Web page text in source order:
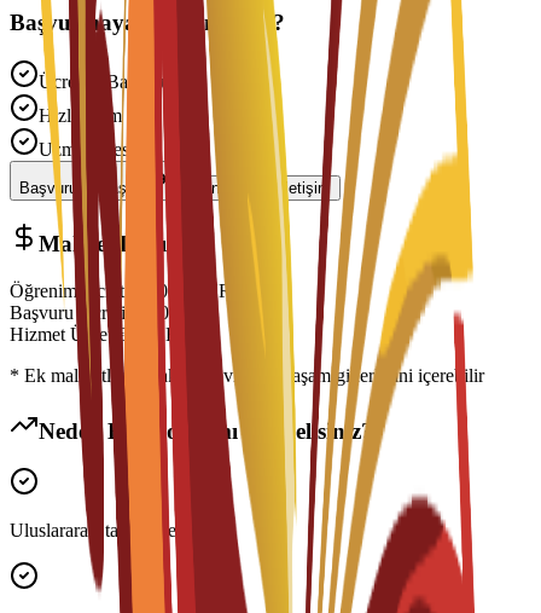
Başvurmaya Hazır mısınız?
Ücretsiz Başvuru
Hızlı İşlem
Uzman Desteği
Başvuruyu Başlat Danışmanla İletişim
Maliyet Dağılımı
Öğrenim Ücreti 7,000
EUR
Başvuru Ücreti
300
Hizmet Ücreti
€ 150 EUR
* Ek maliyetler konaklama, vize ve yaşam giderlerini içerebilir
Neden Bu Programı Seçmelisiniz?
Uluslararası tanınır derece